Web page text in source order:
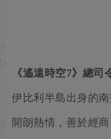
《遙遠時空7》總司
伊比利半島出身的南
開朗熱情，善於經商